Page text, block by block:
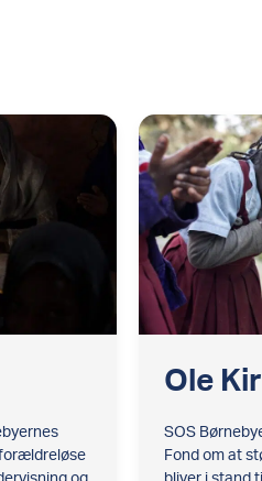
og
Ole
SOS
Fond om at
bliver i stand